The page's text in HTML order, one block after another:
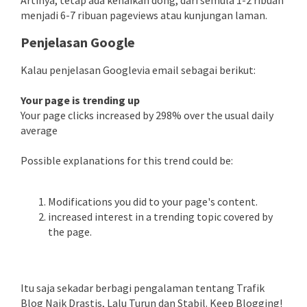
menjadi 6-7 ribuan pageviews atau kunjungan laman.
Penjelasan Google
Kalau penjelasan Googlevia email sebagai berikut:
Your page is trending up
Your page clicks increased by 298% over the usual daily
average
Possible explanations for this trend could be:
Modifications you did to your page's content.
increased interest in a trending topic covered by
the page.
Itu saja sekadar berbagi pengalaman tentang Trafik
Blog Naik Drastis, Lalu Turun dan Stabil. Keep Blogging!